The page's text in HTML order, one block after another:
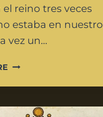
el reino tres veces
estaba en nuestro
vez un…